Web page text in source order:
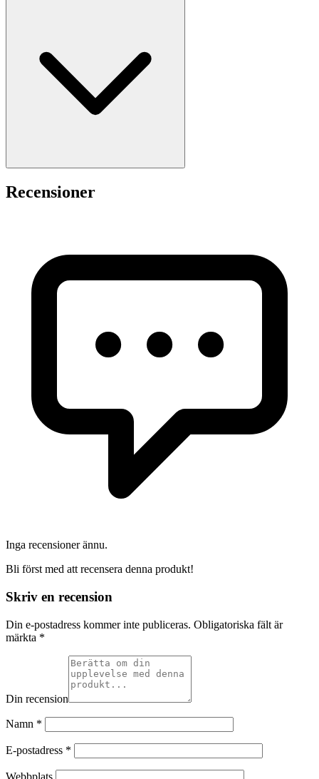
Recensioner
Inga recensioner ännu.
Bli först med att recensera denna produkt!
Skriv en recension
Din e-postadress kommer inte publiceras. Obligatoriska fält är
märkta *
Din recension
Namn *
E-postadress *
Webbplats